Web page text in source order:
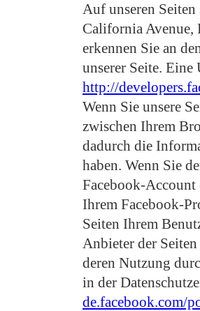
Auf unseren
California
erkennen Sie an
unserer Seite.
http://
Wenn Sie unsere
zwischen Ihrem
dadurch die
haben. Wenn Sie
Facebook-Account
Ihrem Facebook-
Seiten Ihrem
Anbieter der
deren Nutzung
in der
de.facebook.com/